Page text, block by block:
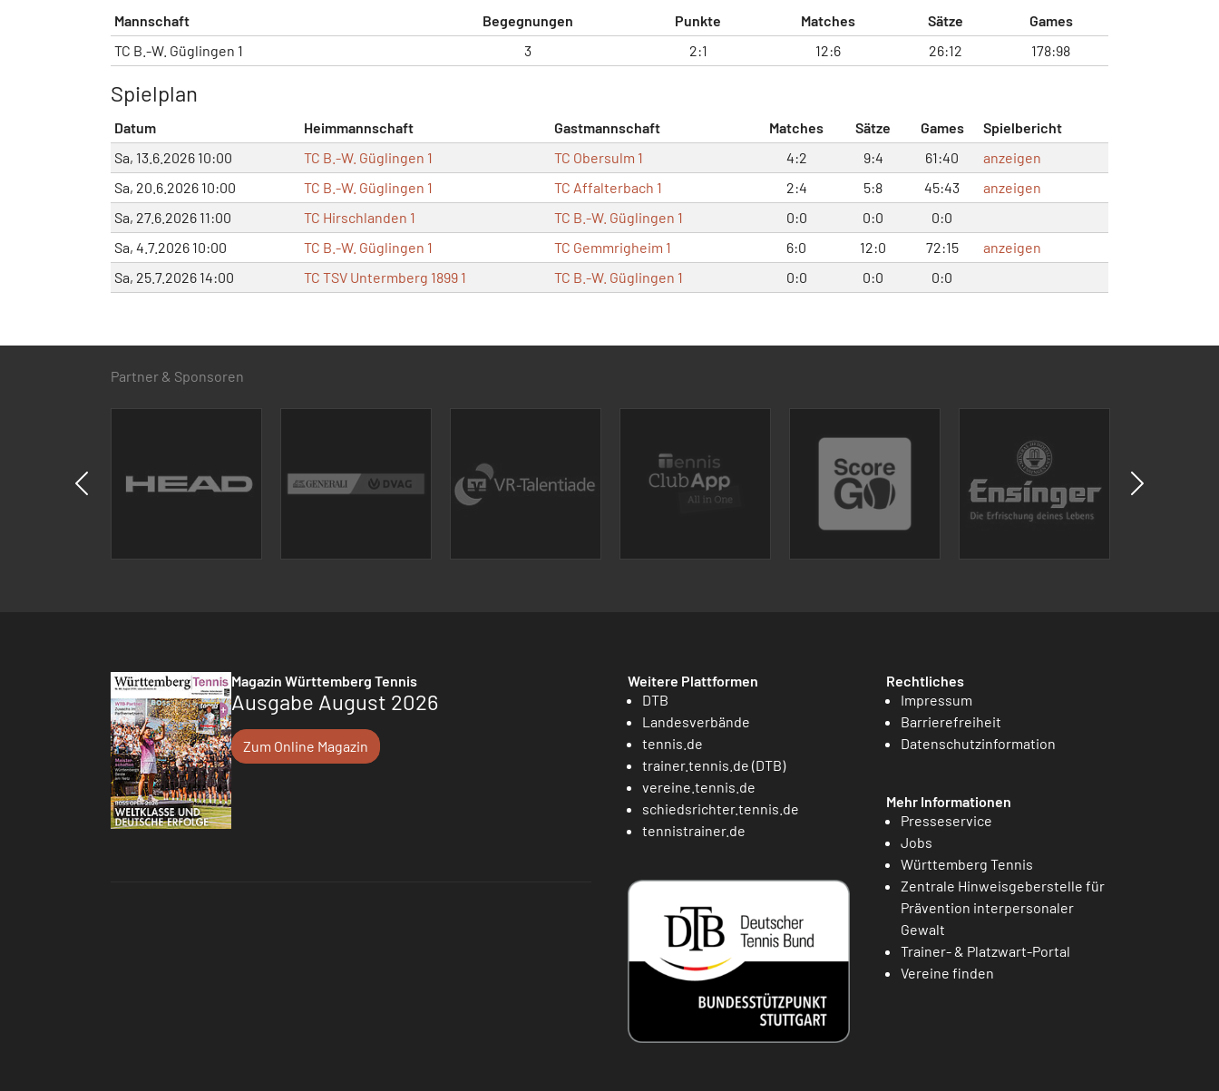
Mannschaft Begegnungen Punkte Matches Sätze
Games
TC B.-W. Güglingen 1
3 2:1 12:6 26:12 178:98
Spielplan
Datum Heimmannschaft Gastmannschaft Matches Sätze Games
Spielbericht
Sa, 13.6.2026 10:00
TC B.-W. Güglingen 1 TC Obersulm 1 4:2 9:4 61:40
anzeigen
Sa, 20.6.2026 10:00
TC B.-W. Güglingen 1 TC Affalterbach 1 2:4 5:8 45:43
anzeigen
Sa, 27.6.2026 11:00
TC Hirschlanden 1 TC B.-W. Güglingen 1 0:0 0:0
0:0
Sa, 4.7.2026 10:00
TC B.-W. Güglingen 1 TC Gemmrigheim 1 6:0 12:0 72:15
anzeigen
Sa, 25.7.2026 14:00
TC TSV Untermberg 1899 1 TC B.-W. Güglingen 1 0:0 0:0 0:0
Partner & Sponsoren
Magazin Württemberg Tennis
Ausgabe August 2026
Zum Online Magazin
Weitere Plattformen
DTB
Landesverbände
tennis.de
trainer.tennis.de (DTB)
vereine.tennis.de
schiedsrichter.tennis.de
tennistrainer.de
Rechtliches
Impressum
Barrierefreiheit
Datenschutzinformation
Mehr Informationen
Presseservice
Jobs
Württemberg Tennis
Zentrale Hinweisgeberstelle für
Prävention interpersonaler
Gewalt
Trainer- & Platzwart-Portal
Vereine finden